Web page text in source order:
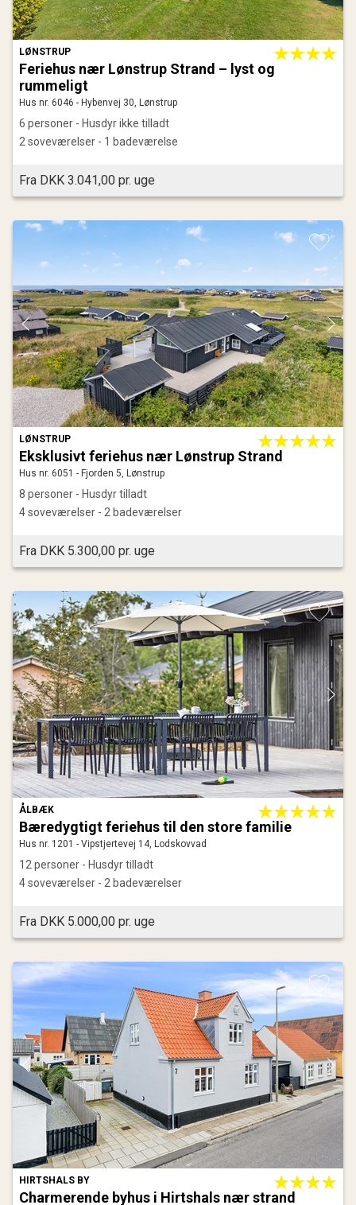
LØNSTRUP
Feriehus nær Lønstrup Strand – lyst og
rummeligt
Hus nr. 6046 - Hybenvej 30, Lønstrup
6 personer - Husdyr ikke tilladt
2 soveværelser - 1 badeværelse
Fra DKK 3.041,00 pr. uge
LØNSTRUP
Eksklusivt feriehus nær Lønstrup Strand
Hus nr. 6051 - Fjorden 5, Lønstrup
8 personer - Husdyr tilladt
4 soveværelser - 2 badeværelser
Fra DKK 5.300,00 pr. uge
ÅLBÆK
Bæredygtigt feriehus til den store familie
Hus nr. 1201 - Vipstjertevej 14, Lodskovvad
12 personer - Husdyr tilladt
4 soveværelser - 2 badeværelser
Fra DKK 5.000,00 pr. uge
HIRTSHALS BY
Charmerende byhus i Hirtshals nær strand